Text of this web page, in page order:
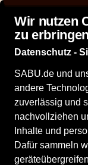
Wir nutzen
zu
Datenschutz -
SABU.de und
andere
zuverlässig und
nachvollziehen
Inhalte und
Dafür sammeln
Top bewertet: 4,9 von
Entdecken